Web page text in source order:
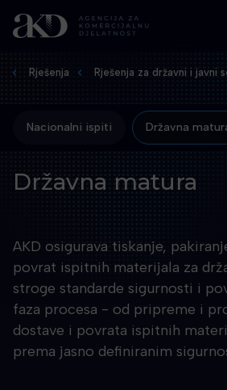
Rješenja Rješenja za državni i javni
Nacionalni ispiti Državna
Državna matura
AKD osigurava tiskanje,
povrat ispitnih materijala za
stroge standarde sigurnosti i
faza procesa - od pripreme i
dostave i povrata ispitnih
prema jasno definiranim